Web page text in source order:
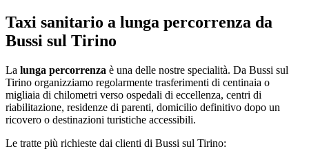
Taxi sanitario a lunga percorrenza da
Bussi sul Tirino
La lunga percorrenza è una delle nostre specialità. Da Bussi sul
Tirino organizziamo regolarmente trasferimenti di centinaia o
migliaia di chilometri verso ospedali di eccellenza, centri di
riabilitazione, residenze di parenti, domicilio definitivo dopo un
ricovero o destinazioni turistiche accessibili.
Le tratte più richieste dai clienti di Bussi sul Tirino: